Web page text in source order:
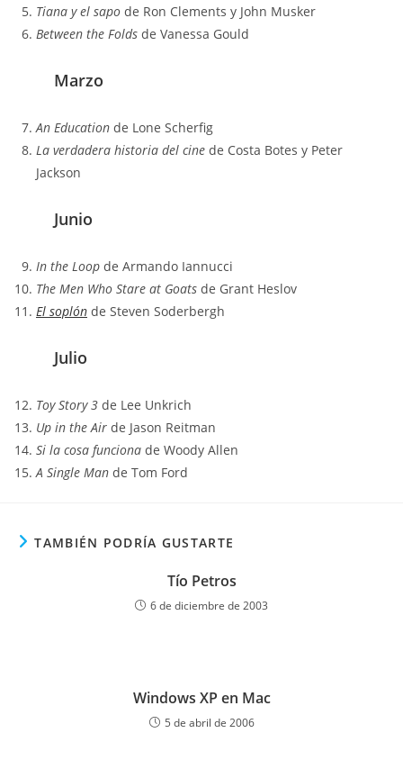
Tiana y el sapo de Ron Clements y John Musker
Between the Folds de Vanessa Gould
Marzo
An Education de Lone Scherfig
La verdadera historia del cine de Costa Botes y Peter
Jackson
Junio
In the Loop de Armando Iannucci
The Men Who Stare at Goats de Grant Heslov
El soplón de Steven Soderbergh
Julio
Toy Story 3 de Lee Unkrich
Up in the Air de Jason Reitman
Si la cosa funciona de Woody Allen
A Single Man de Tom Ford
TAMBIÉN PODRÍA GUSTARTE
Tío Petros
6 de diciembre de 2003
Windows XP en Mac
5 de abril de 2006